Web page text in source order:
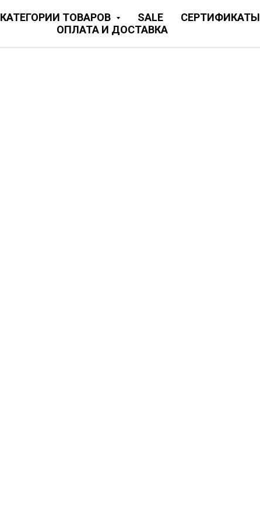
КАТЕГОРИИ ТОВАРОВ SALE СЕРТИФИКАТЫ
ОПЛАТА И ДОСТАВКА